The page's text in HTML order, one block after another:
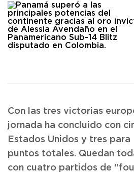
Con las tres victorias
jornada ha concluido con
Estados Unidos y tres para
puntos totales. Quedan
con cuatro partidos de